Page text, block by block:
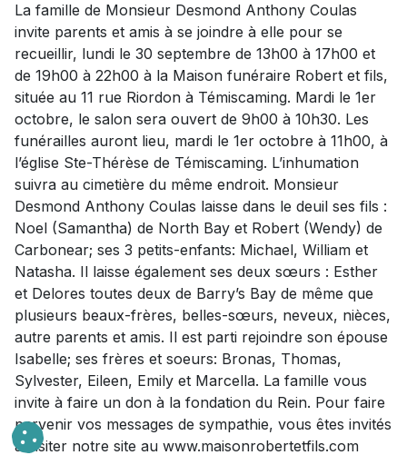
La famille de Monsieur Desmond Anthony Coulas
invite parents et amis à se joindre à elle pour se
recueillir, lundi le 30 septembre de 13h00 à 17h00 et
de 19h00 à 22h00 à la Maison funéraire Robert et fils,
située au 11 rue Riordon à Témiscaming. Mardi le 1er
octobre, le salon sera ouvert de 9h00 à 10h30. Les
funérailles auront lieu, mardi le 1er octobre à 11h00, à
l’église Ste-Thérèse de Témiscaming. L’inhumation
suivra au cimetière du même endroit. Monsieur
Desmond Anthony Coulas laisse dans le deuil ses fils :
Noel (Samantha) de North Bay et Robert (Wendy) de
Carbonear; ses 3 petits-enfants: Michael, William et
Natasha. Il laisse également ses deux sœurs : Esther
et Delores toutes deux de Barry’s Bay de même que
plusieurs beaux-frères, belles-sœurs, neveux, nièces,
autre parents et amis. Il est parti rejoindre son épouse
Isabelle; ses frères et soeurs: Bronas, Thomas,
Sylvester, Eileen, Emily et Marcella. La famille vous
invite à faire un don à la fondation du Rein. Pour faire
parvenir vos messages de sympathie, vous êtes invités
à visiter notre site au www.maisonrobertetfils.com